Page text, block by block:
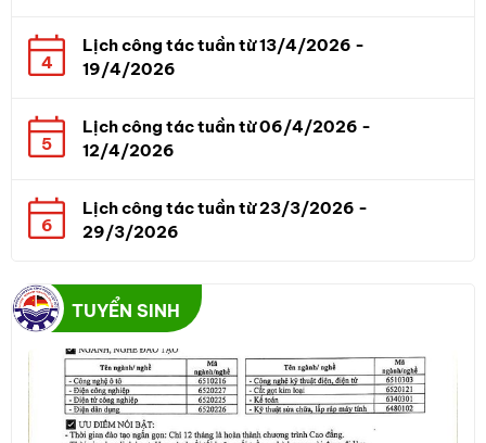
4
Lịch công tác tuần từ 13/4/2026 -
19/4/2026
5
Lịch công tác tuần từ 06/4/2026 -
12/4/2026
6
Lịch công tác tuần từ 23/3/2026 -
29/3/2026
TUYỂN SINH